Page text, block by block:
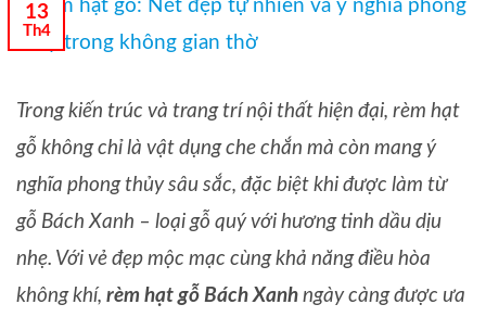
13
Th4
Trong kiến trúc và trang trí nội thất hiện đại, rèm hạt
gỗ không chỉ là vật dụng che chắn mà còn mang ý
nghĩa phong thủy sâu sắc, đặc biệt khi được làm từ
gỗ Bách Xanh – loại gỗ quý với hương tinh dầu dịu
nhẹ. Với vẻ đẹp mộc mạc cùng khả năng điều hòa
không khí, rèm hạt gỗ Bách Xanh ngày càng được ưa